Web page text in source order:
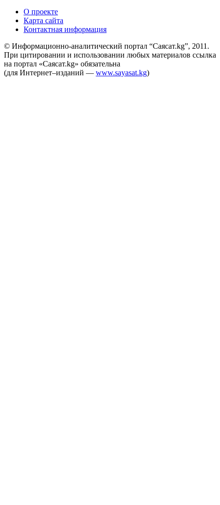
О проекте
Карта сайта
Контактная информация
© Информационно-аналитический портал “Саясат.kg”, 2011.
При цитировании и использовании любых материалов ссылка
на портал «Саясат.kg» обязательна
(для Интернет–изданий — www.sayasat.kg)